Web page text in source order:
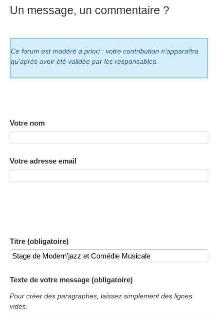
Un message, un commentaire ?
Ce forum est modéré a priori : votre contribution n’apparaîtra
qu’après avoir été validée par les responsables.
Votre nom
Votre adresse email
Titre (obligatoire)
Texte de votre message (obligatoire)
Pour créer des paragraphes, laissez simplement des lignes
vides.